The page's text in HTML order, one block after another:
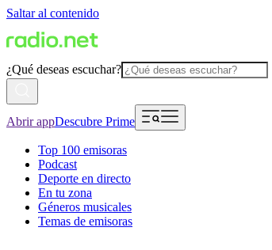
Saltar al contenido
¿Qué deseas escuchar?
Abrir appDescubre Prime
Top 100 emisoras
Podcast
Deporte en directo
En tu zona
Géneros musicales
Temas de emisoras